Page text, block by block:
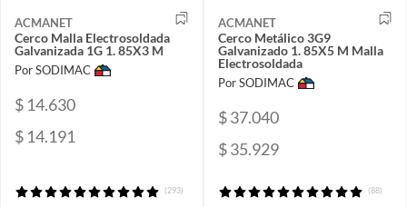
ACMANET
Cerco Malla Electrosoldada
Galvanizada 1G 1. 85X3 M
Por SODIMAC
$ 14.630
$ 14.191
(293)
ACMANET
Cerco Metálico 3G9
Galvanizado 1. 85X5 M Malla
Electrosoldada
Por SODIMAC
$ 37.040
$ 35.929
(88)